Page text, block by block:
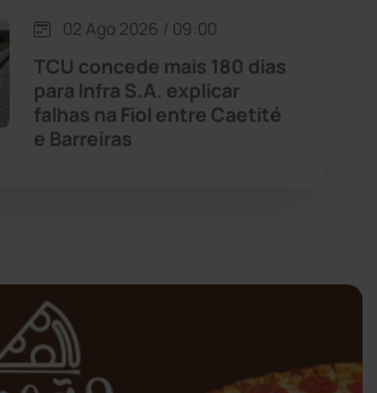
Brejinhos
Monte Alto (260)
(59)
02 Ago 2026 / 09:00
TCU concede mais 180 dias
para Infra S.A. explicar
falhas na Fiol entre Caetité
e Barreiras